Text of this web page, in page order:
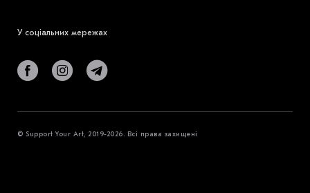
У соціальних мережах
© Support Your Art, 2019-2026. Всі права захищені